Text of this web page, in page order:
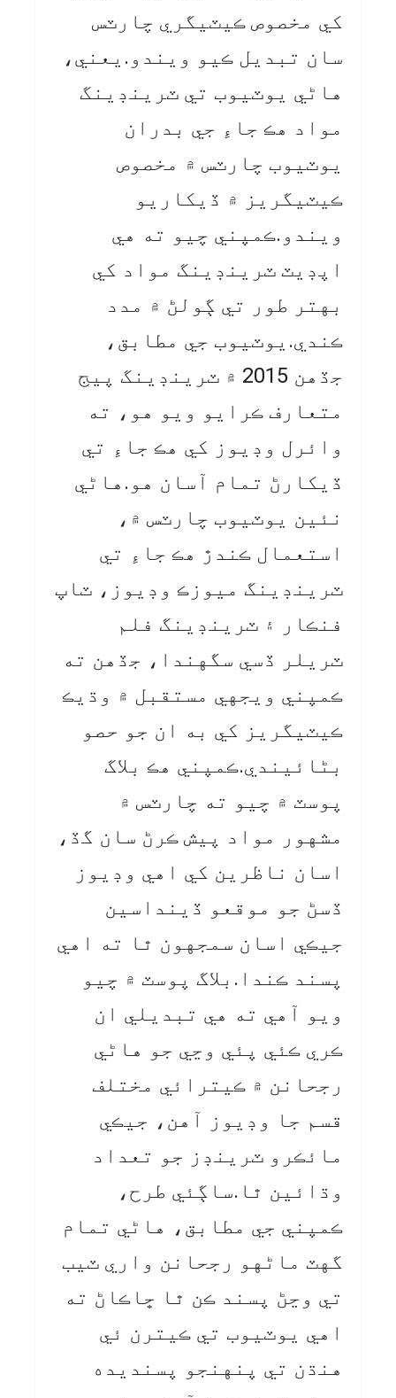
کي مخصوص ڪيٽيگري چارٽس
سان تبديل ڪيو ويندو.يعني،
هاڻي يوٽيوب تي ٽرينڊينگ
مواد هڪ جاءِ جي بدران
يوٽيوب چارٽس ۾ مخصوص
ڪيٽيگريز ۾ ڏيکاريو
ويندو.ڪمپني چيو ته هي
اپڊيٽ ٽرينڊينگ مواد کي
بهتر طور تي ڳولڻ ۾ مدد
ڪندي.يوٽيوب جي مطابق،
جڏهن 2015 ۾ ٽرينڊينگ پيج
متعارف ڪرايو ويو هو، ته
وائرل وڊيوز کي هڪ جاءِ تي
ڏيکارڻ تمام آسان هو.هاڻي
نئين يوٽيوب چارٽس ۾،
استعمال ڪندڙ هڪ جاءِ تي
ٽرينڊينگ ميوزڪ وڊيوز، ٽاپ
فنڪار ۽ ٽرينڊينگ فلم
ٽريلر ڏسي سگهندا، جڏهن ته
ڪمپني ويجهي مستقبل ۾ وڌيڪ
ڪيٽيگريز کي به ان جو حصو
بڻائيندي.ڪمپني هڪ بلاگ
پوسٽ ۾ چيو ته چارٽس ۾
مشهور مواد پيش ڪرڻ سان گڏ،
اسان ناظرین کي اهي وڊيوز
ڏسڻ جو موقعو ڏينداسين
جيڪي اسان سمجهون ٿا ته اهي
پسند ڪندا.بلاگ پوسٽ ۾ چيو
ويو آهي ته هي تبديلي ان
ڪري ڪئي پئي وڃي جو هاڻي
رجحانن ۾ ڪيترائي مختلف
قسم جا وڊيوز آهن، جيڪي
مائڪرو ٽرينڊز جو تعداد
وڌائين ٿا.ساڳئي طرح،
ڪمپني جي مطابق، هاڻي تمام
گهٽ ماڻهو رجحانن واري ٽيب
تي وڃڻ پسند ڪن ٿا ڇاڪاڻ ته
اهي يوٽيوب تي ڪيترن ئي
هنڌن تي پنهنجو پسنديده